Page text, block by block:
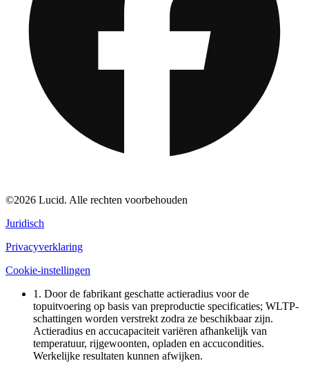
©2026 Lucid. Alle rechten voorbehouden
Juridisch
Privacyverklaring
Cookie-instellingen
1. Door de fabrikant geschatte actieradius voor de
topuitvoering op basis van preproductie specificaties; WLTP-
schattingen worden verstrekt zodra ze beschikbaar zijn.
Actieradius en accucapaciteit variëren afhankelijk van
temperatuur, rijgewoonten, opladen en accucondities.
Werkelijke resultaten kunnen afwijken.